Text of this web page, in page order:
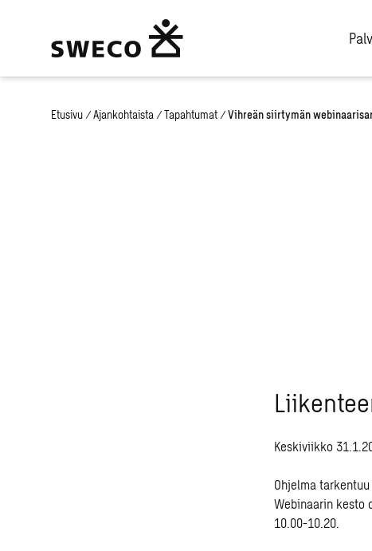
Etusivu / Ajankohtaista / Tapahtumat / Vihreän siirtymän
Keskiviikko
Ohjelma
Webinaarin kesto
10.00-10.20.